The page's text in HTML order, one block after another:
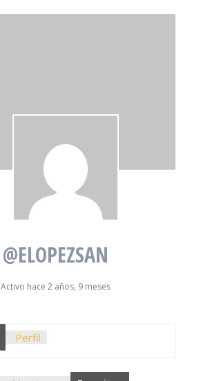
@ELOPEZSAN
Activo hace 2 años, 9 meses
Perfil